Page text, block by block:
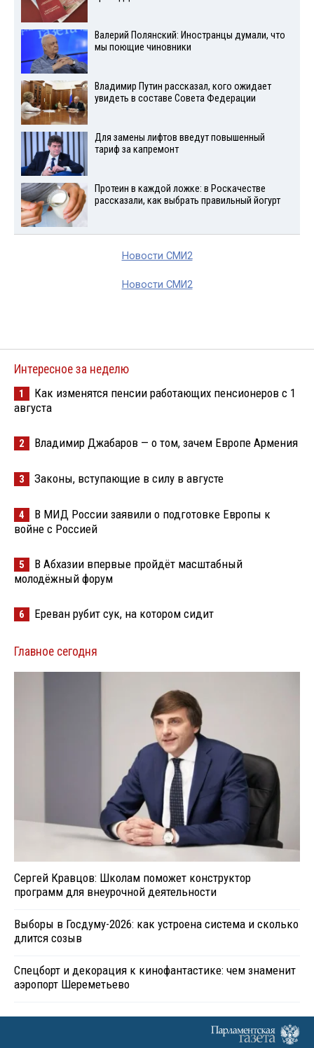
Валерий Полянский: Иностранцы думали, что
мы поющие чиновники
Владимир Путин рассказал, кого ожидает
увидеть в составе Совета Федерации
Для замены лифтов введут повышенный
тариф за капремонт
Протеин в каждой ложке: в Роскачестве
рассказали, как выбрать правильный йогурт
Новости СМИ2
Новости СМИ2
Интересное за неделю
1
Как изменятся пенсии работающих пенсионеров с 1
августа
2 Владимир Джабаров — о том, зачем Европе Армения
3 Законы, вступающие в силу в августе
4
В МИД России заявили о подготовке Европы к
войне с Россией
5
В Абхазии впервые пройдёт масштабный
молодёжный форум
6 Ереван рубит сук, на котором сидит
Главное сегодня
Сергей Кравцов: Школам поможет конструктор
программ для внеурочной деятельности
Выборы в Госдуму-2026: как устроена система и сколько
длится созыв
Спецборт и декорация к кинофантастике: чем знаменит
аэропорт Шереметьево